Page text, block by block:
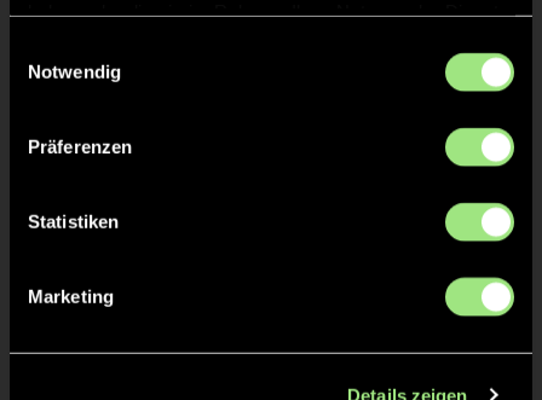
Notwendig
Präferenzen
Statistiken
Marketing
Details zeigen
Mira